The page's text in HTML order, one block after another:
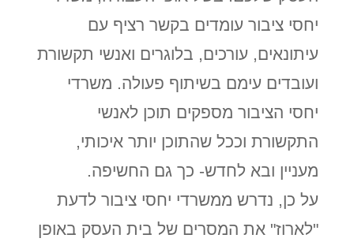
יחסי ציבור עומדים בקשר רציף עם
עיתונאים, עורכים, בלוגרים ואנשי תקשורת
ועובדים עימם בשיתוף פעולה. משרדי
יחסי הציבור מספקים תוכן לאנשי
התקשורת וככל שהתוכן יותר איכותי,
מעניין ובא לחדש- כך גם החשיפה.
על כן, נדרש ממשרדי יחסי ציבור לדעת
"לארוז" את המסרים של בית העסק באופן